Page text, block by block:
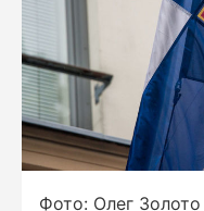
Фото: Олег